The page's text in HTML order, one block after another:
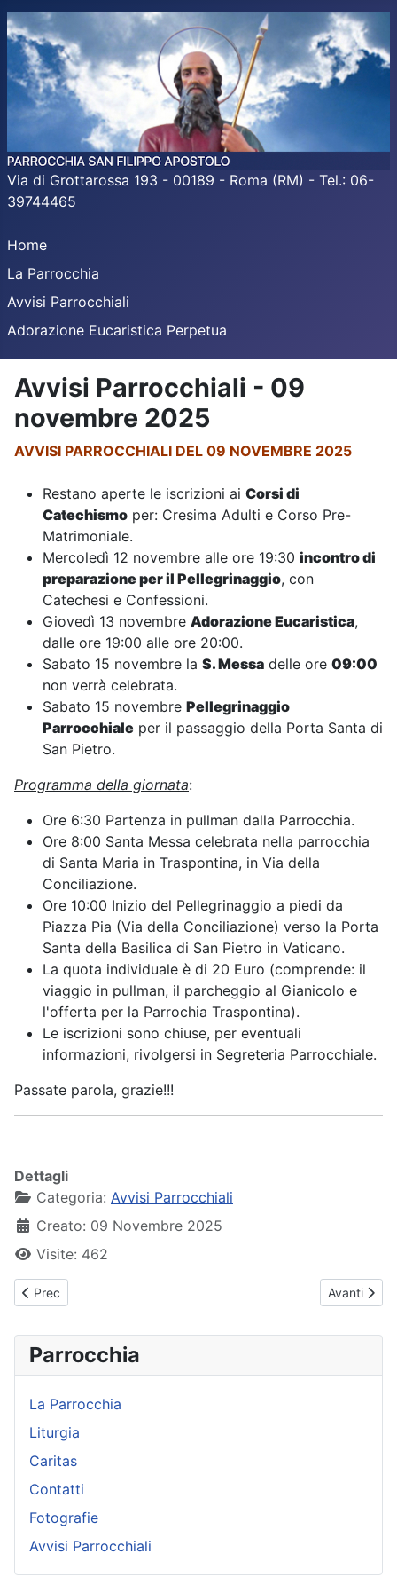
Via di Grottarossa 193 - 00189 - Roma (RM) - Tel.: 06-
39744465
Home
La Parrocchia
Avvisi Parrocchiali
Adorazione Eucaristica Perpetua
Avvisi Parrocchiali - 09
novembre 2025
AVVISI PARROCCHIALI DEL 09 NOVEMBRE 2025
Restano aperte le iscrizioni ai Corsi di
Catechismo per: Cresima Adulti e Corso Pre-
Matrimoniale.
Mercoledì 12 novembre alle ore 19:30 incontro di
preparazione per il Pellegrinaggio, con
Catechesi e Confessioni.
Giovedì 13 novembre Adorazione Eucaristica,
dalle ore 19:00 alle ore 20:00.
Sabato 15 novembre la S. Messa delle ore 09:00
non verrà celebrata.
Sabato 15 novembre Pellegrinaggio
Parrocchiale per il passaggio della Porta Santa di
San Pietro.
Programma della giornata:
Ore 6:30 Partenza in pullman dalla Parrocchia.
Ore 8:00 Santa Messa celebrata nella parrocchia
di Santa Maria in Traspontina, in Via della
Conciliazione.
Ore 10:00 Inizio del Pellegrinaggio a piedi da
Piazza Pia (Via della Conciliazione) verso la Porta
Santa della Basilica di San Pietro in Vaticano.
La quota individuale è di 20 Euro (comprende: il
viaggio in pullman, il parcheggio al Gianicolo e
l'offerta per la Parrochia Traspontina).
Le iscrizioni sono chiuse, per eventuali
informazioni, rivolgersi in Segreteria Parrocchiale.
Passate parola, grazie!!!
Dettagli
Categoria: Avvisi Parrocchiali
Creato: 09 Novembre 2025
Visite: 462
Articolo precedente: Avvisi Parrocchiali - 30 novembre 2025
Prec Articolo
Avanti
Parrocchia
La Parrocchia
Liturgia
Caritas
Contatti
Fotografie
Avvisi Parrocchiali